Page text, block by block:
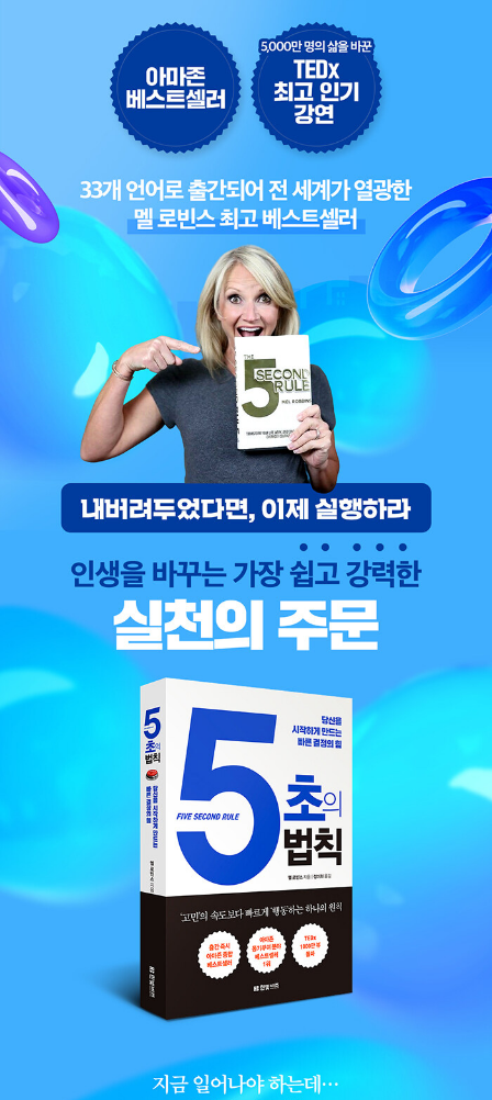
력하면서도 심플하게 인생을 바꿀 도구, ‘렛뎀’(LET THEM)의
지혜를 들려준다. 멜 로빈스에 대한 더 많은 정보는 melrobbins.
com에서 확인할 수 있다.